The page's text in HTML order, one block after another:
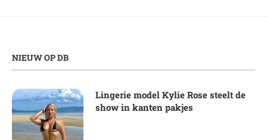
NIEUW OP DB
Lingerie model Kylie Rose steelt de
show in kanten pakjes